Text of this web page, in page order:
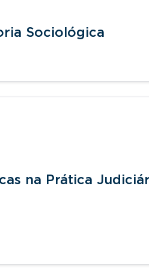
Sociológica
na Prática